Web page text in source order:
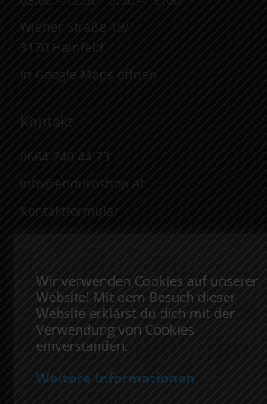
Wiener Straße 19/1
3170 Hainfeld
In Google Maps öffnen.
Kontakt
0664 240 44 73
info@enduroshop.at
Kontaktformular
Impressum
Datenschutzerklärung
Folge uns
Wir verwenden Cookies auf unserer
Website! Mit dem Besuch dieser
Website erklärst du dich mit der
Verwendung von Cookies
einverstanden.
Weitere Informationen